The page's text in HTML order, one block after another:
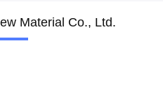
Material Co., Ltd.